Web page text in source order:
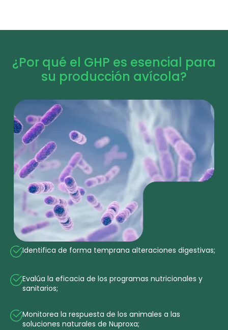
¿Por qué el GHP es esencial para
su producción avícola?
Identifica de forma temprana alteraciones digestivas;
Evalúa la eficacia de los programas nutricionales y
sanitarios;
Monitorea la respuesta de los animales a las
soluciones naturales de Nuproxa;